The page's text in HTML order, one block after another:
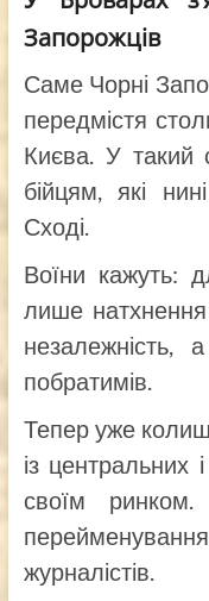
Запорожців
Саме Чорні
передмістя
Києва. У такий
бійцям, які
Сході.
Воїни кажуть:
лише
незалежність,
побратимів.
Тепер уже
із центральних
своїм ринком.
журналістів.